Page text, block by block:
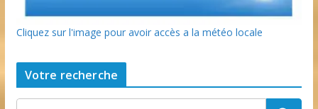
Cliquez sur l'image pour avoir accès a la météo locale
Votre recherche